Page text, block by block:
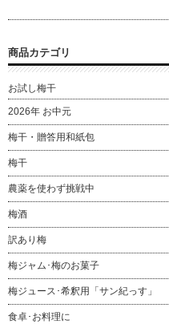
商品カテゴリ
お試し梅干
2026年 お中元
梅干・贈答用和紙包
梅干
農薬を使わず挑戦中
梅酒
訳あり梅
梅ジャム･梅のお菓子
梅ジュース･希釈用「サン紀っす」
食卓･お料理に